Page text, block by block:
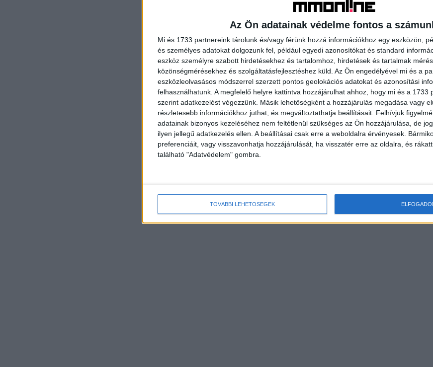
Az Ön adatainak védelme fontos a
Mi és 1733 partnereink tárolunk és/vagy férünk hozzá információkhoz egy eszközön,
és személyes adatokat dolgozunk fel, például egyedi azonosítókat és standard
eszköz személyre szabott hirdetésekhez és tartalomhoz, hirdetések és tartalmak
közönségmérésekhez és szolgáltatásfejlesztéshez küld. Az Ön engedélyével mi és a
eszközleolvasásos módszerrel szerzett pontos geolokációs adatokat és azonosítási
felhasználhatunk. A megfelelő helyre kattintva hozzájárulhat ahhoz, hogy mi és a 1733
szerint adatkezelést végezzünk. Másik lehetőségként a hozzájárulás megadása vagy
részletesebb információkhoz juthat, és megváltoztathatja beállításait. Felhívjuk
adatainak bizonyos kezeléséhez nem feltétlenül szükséges az Ön hozzájárulása, de
ilyen jellegű adatkezelés ellen. A beállításai csak erre a weboldalra érvényesek.
preferenciáit, vagy visszavonhatja hozzájárulását, ha visszatér erre az oldalra, és
található "Adatvédelem" gombra.
TOVÁBBI LEHETŐSÉGEK